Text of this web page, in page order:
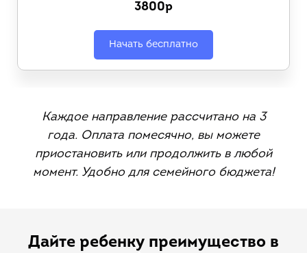
3800р
Начать бесплатно
Каждое направление рассчитано на 3
года. Оплата помесячно, вы можете
приостановить или продолжить в любой
момент. Удобно для семейного бюджета!
Дайте ребенку преимущество в